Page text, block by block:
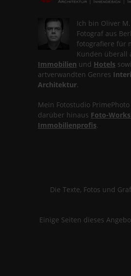
Ich bin Oliver
Fotograf aus
fotografiere für
Kunden überall
Immobilien und Hotels
artverwandten Genres
Architektur.
Mein Fotostudio
darüber hinaus Foto-
Immobilienprofis.
Die Texte, Fotos und
Einige Seiten dieses